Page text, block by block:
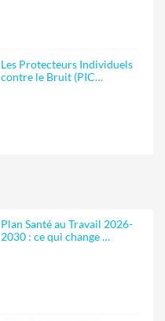
Les Protecteurs Individuels
contre le Bruit (PIC…
Plan Santé au Travail 2026-
2030 : ce qui change …